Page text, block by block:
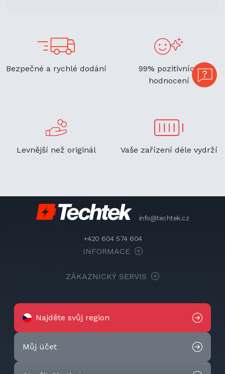
Bezpečné a rychlé dodání
99% pozitivních
hodnocení
Levnější než originál Vaše zařízení déle vydrží
info@techtek.cz
+420 604 574 604
INFORMACE
ZÁKAZNICKÝ SERVIS
Najděte svůj region
Můj účet